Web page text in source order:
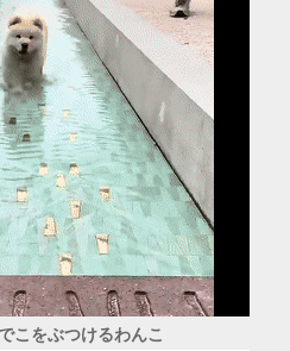
こをぶつけるわんこ